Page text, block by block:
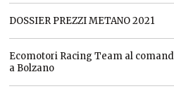
DOSSIER PREZZI METANO 2021
Ecomotori Racing Team al
a Bolzano